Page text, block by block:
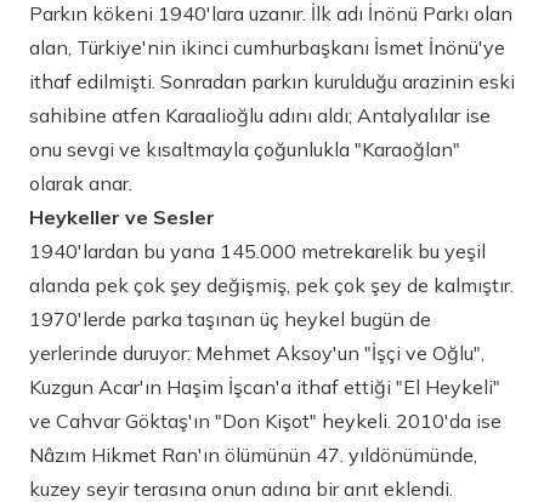
Parkın kökeni 1940'lara uzanır. İlk adı İnönü Parkı olan
alan, Türkiye'nin ikinci cumhurbaşkanı İsmet İnönü'ye
ithaf edilmişti. Sonradan parkın kurulduğu arazinin eski
sahibine atfen Karaalioğlu adını aldı; Antalyalılar ise
onu sevgi ve kısaltmayla çoğunlukla "Karaoğlan"
olarak anar.
Heykeller ve Sesler
1940'lardan bu yana 145.000 metrekarelik bu yeşil
alanda pek çok şey değişmiş, pek çok şey de kalmıştır.
1970'lerde parka taşınan üç heykel bugün de
yerlerinde duruyor: Mehmet Aksoy'un "İşçi ve Oğlu",
Kuzgun Acar'ın Haşim İşcan'a ithaf ettiği "El Heykeli"
ve Cahvar Göktaş'ın "Don Kişot" heykeli. 2010'da ise
Nâzım Hikmet Ran'ın ölümünün 47. yıldönümünde,
kuzey seyir terasına onun adına bir anıt eklendi.